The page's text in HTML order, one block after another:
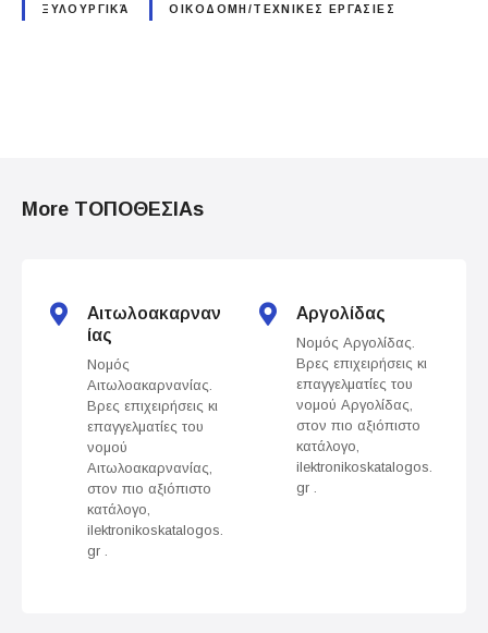
ΞΥΛΟΥΡΓΙΚΆ ΟΙΚΟΔΟΜΗ/ΤΕΧΝΙΚΕΣ ΕΡΓΑΣΙΕΣ
More ΤΟΠΟΘΕΣΙΑs
Αιτωλοακαρναν
ίας
Νομός
Αιτωλοακαρνανίας.
Βρες επιχειρήσεις κι
επαγγελματίες του
νομού
Αιτωλοακαρνανίας,
στον πιο αξιόπιστο
κατάλογο,
ilektronikoskatalogos.
gr .
Αργολίδας
Νομός Αργολίδας.
Βρες επιχειρήσεις κι
επαγγελματίες του
νομού Αργολίδας,
στον πιο αξιόπιστο
κατάλογο,
ilektronikoskatalogos.
gr .